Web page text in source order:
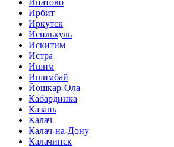
Ирбит
Иркутск
Исилькуль
Искитим
Истра
Ишим
Ишимбай
Йошкар-Ола
Кабардинка
Казань
Калач
Калач-на-Дону
Калачинск